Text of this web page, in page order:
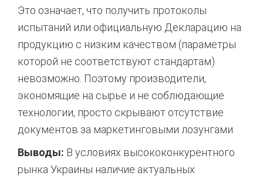
Это означает, что получить протоколы
испытаний или официальную Декларацию на
продукцию с низким качеством (параметры
которой не соответствуют стандартам)
невозможно. Поэтому производители,
экономящие на сырье и не соблюдающие
технологии, просто скрывают отсутствие
документов за маркетинговыми лозунгами.
Выводы: В условиях высококонкурентного
рынка Украины наличие актуальных